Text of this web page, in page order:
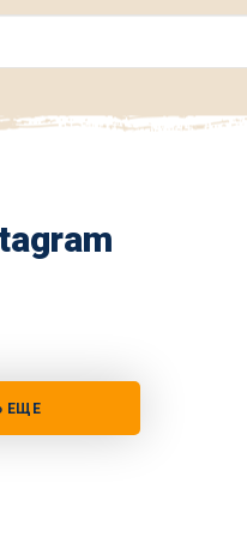
ЕЩЕ